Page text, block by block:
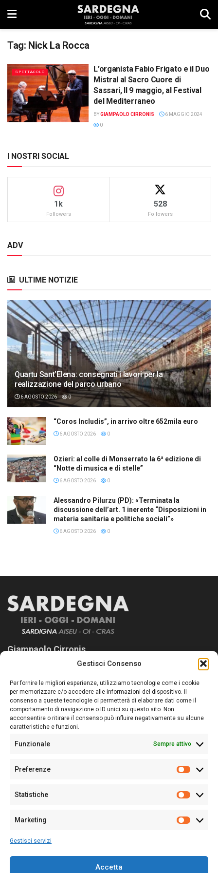
Gestisci Consenso
Per fornire le migliori esperienze, utilizziamo tecnologie come i cookie
per memorizzare e/o accedere alle informazioni del dispositivo. Il
consenso a queste tecnologie ci permetterà di elaborare dati come il
comportamento di navigazione o ID unici su questo sito. Non
acconsentire o ritirare il consenso può influire negativamente su alcune
caratteristiche e funzioni.
Funzionale Sempre attivo
Preferenze
Statistiche
Marketing
Gestisci servizi
Accetta
Tag: Nick La Rocca
SPETTACOLO
L’organista Fabio Frigato e il Duo
Mistral al Sacro Cuore di
Sassari, Il 9 maggio, al Festival
del Mediterraneo
BYGIAMPAOLO CIRRONIS
6 MAGGIO 2024
0
I NOSTRI SOCIAL
1k
Followers
528
Followers
ADV
ULTIME NOTIZIE
Quartu Sant’Elena: consegnati i lavori per la
realizzazione del parco urbano
6 AGOSTO 2026 0
“Coros Includis”, in arrivo oltre 652mila euro
6 AGOSTO 2026 0
Ozieri: al colle di Monserrato la 6ª edizione di
“Notte di musica e di stelle”
6 AGOSTO 2026 0
Alessandro Pilurzu (PD): «Terminata la
discussione dell’art. 1 inerente “Disposizioni in
materia sanitaria e politiche sociali”»
6 AGOSTO 2026 0
Giampaolo Cirronis
Sardegna Ieri-Oggi-Domani nasce per informare “liberamente” i
lettori su quanto accade in Sardegna, con un occhio rivolto al
nostro passato e, soprattutto, al nostro futuro
Follow Us
Sede:Via Cristoforo Colombo 09013 Carbonia
Partita IVA02270380922
128/2020 del 10/02/2020
Per la Pubblicità: